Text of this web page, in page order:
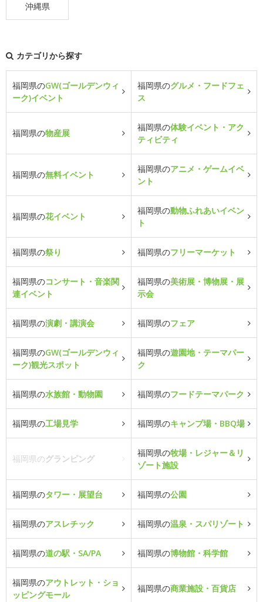
沖縄県
カテゴリから探す
福岡県のGW(ゴールデンウィ
ーク)イベント
福岡県のグルメ・フードフェ
ス
福岡県の物産展
福岡県の体験イベント・アク
ティビティ
福岡県の無料イベント
福岡県のアニメ・ゲームイベ
ント
福岡県の花イベント
福岡県の動物ふれあいイベン
ト
福岡県の祭り 福岡県のフリーマーケット
福岡県のコンサート・音楽関
連イベント
福岡県の美術展・博物展・展
示会
福岡県の演劇・講演会 福岡県のフェア
福岡県のGW(ゴールデンウィ
ーク)観光スポット
福岡県の遊園地・テーマパー
ク
福岡県の水族館・動物園 福岡県のフードテーマパーク
福岡県の工場見学 福岡県のキャンプ場・BBQ場
福岡県のグランピング
福岡県の牧場・レジャー＆リ
ゾート施設
福岡県のタワー・展望台 福岡県の公園
福岡県のアスレチック 福岡県の温泉・スパリゾート
福岡県の道の駅・SA/PA 福岡県の博物館・科学館
福岡県のアウトレット・ショ
ッピングモール
福岡県の商業施設・百貨店